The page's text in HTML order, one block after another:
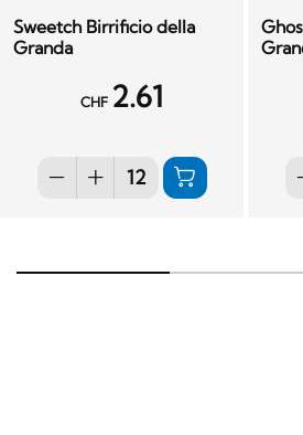
Sweetch Birrificio della
Granda
CHF 2.61